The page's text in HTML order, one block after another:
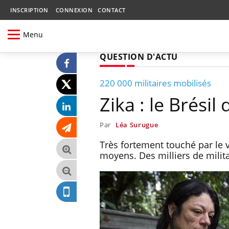
INSCRIPTION CONNEXION CONTACT
Menu
QUESTION D'ACTU
220 000 militaires mobilisés
Zika : le Brésil
Par Léa Surugue
Très fortement touché par le
moyens. Des milliers de